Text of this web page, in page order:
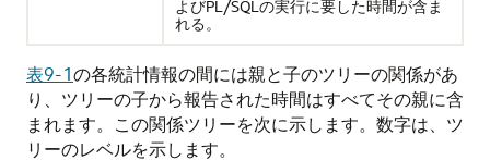
よびPL/SQLの実行に要した時間が含ま
れる。
表9-1の各統計情報の間には親と子のツリーの関係があ
り、ツリーの子から報告された時間はすべてその親に含
まれます。この関係ツリーを次に示します。数字は、ツ
リーのレベルを示します。